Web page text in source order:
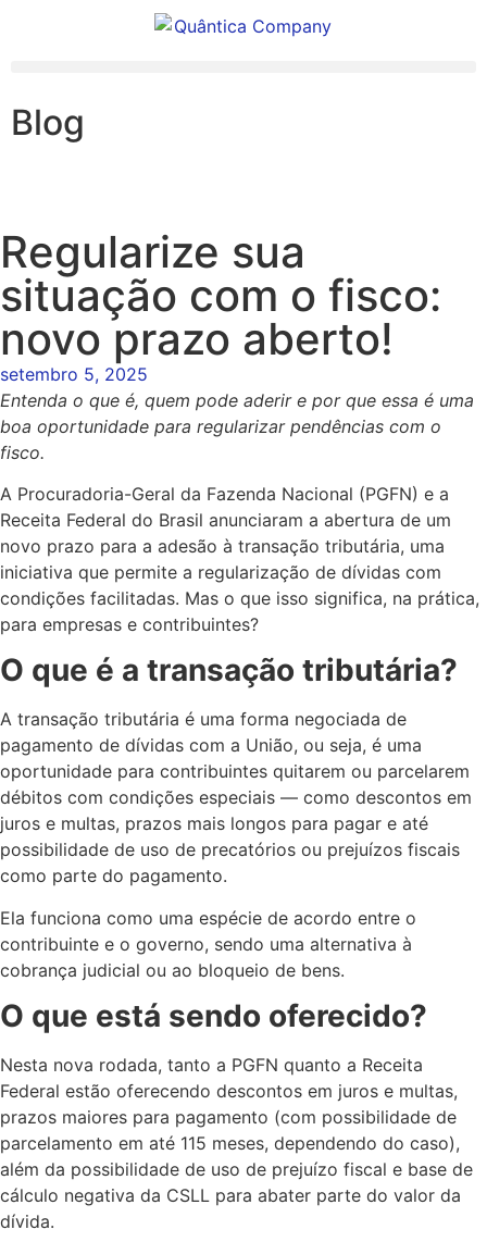
Blog
Regularize sua
situação com o fisco:
novo prazo aberto!
setembro 5, 2025
Entenda o que é, quem pode aderir e por que essa é uma
boa oportunidade para regularizar pendências com o
fisco.
A Procuradoria-Geral da Fazenda Nacional (PGFN) e a
Receita Federal do Brasil anunciaram a abertura de um
novo prazo para a adesão à transação tributária, uma
iniciativa que permite a regularização de dívidas com
condições facilitadas. Mas o que isso significa, na prática,
para empresas e contribuintes?
O que é a transação tributária?
A transação tributária é uma forma negociada de
pagamento de dívidas com a União, ou seja, é uma
oportunidade para contribuintes quitarem ou parcelarem
débitos com condições especiais — como descontos em
juros e multas, prazos mais longos para pagar e até
possibilidade de uso de precatórios ou prejuízos fiscais
como parte do pagamento.
Ela funciona como uma espécie de acordo entre o
contribuinte e o governo, sendo uma alternativa à
cobrança judicial ou ao bloqueio de bens.
O que está sendo oferecido?
Nesta nova rodada, tanto a PGFN quanto a Receita
Federal estão oferecendo descontos em juros e multas,
prazos maiores para pagamento (com possibilidade de
parcelamento em até 115 meses, dependendo do caso),
além da possibilidade de uso de prejuízo fiscal e base de
cálculo negativa da CSLL para abater parte do valor da
dívida.